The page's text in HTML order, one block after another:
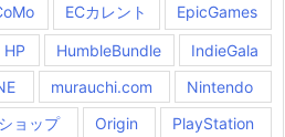
ECカレント EpicGames
HP HumbleBundle
IndieGala
murauchi.com
Nintendo
ョップ Origin PlayStation